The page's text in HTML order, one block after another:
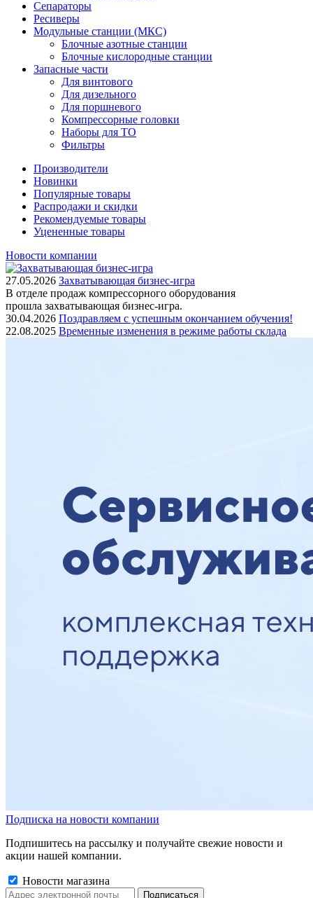
Сепараторы
Ресиверы
Модульные станции (МКС)
Блочные азотные станции
Блочные кислородные станции
Запасные части
Для винтового
Для дизельного
Для поршневого
Компрессорные головки
Наборы для ТО
Фильтры
Производители
Новинки
Популярные товары
Распродажи и скидки
Рекомендуемые товары
Уцененные товары
Новости компании
27.05.2026 Захватывающая бизнес-игра
В отделе продаж компрессорного оборудования
прошла захватывающая бизнес-игра.
30.04.2026 Поздравляем с успешным окончанием обучения!
22.08.2025 Временные изменения в режиме работы склада
Подписка на новости компании
Подпишитесь на рассылку и получайте свежие новости и
акции нашей компании.
Новости магазина